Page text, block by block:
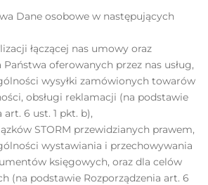
Dane osobowe w następujących
łączącej nas umowy oraz
oferowanych przez nas usług,
wysyłki zamówionych towarów
obsługi reklamacji (na podstawie
art. 6 ust. 1 pkt. b),
STORM przewidzianych prawem,
wystawiania i przechowywania
księgowych, oraz dla celów
(na podstawie Rozporządzenia art. 6